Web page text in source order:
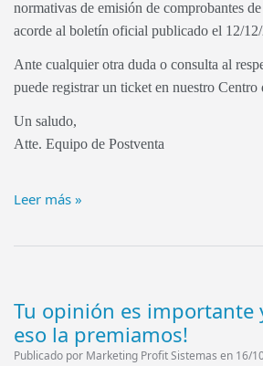
normativas de emisión de comprobantes
acorde al boletín oficial publicado el 12/
Ante cualquier otra duda o consulta al
puede registrar un ticket en nuestro
Un saludo,
Atte. Equipo de Postventa
Leer más »
Tu opinión es importante
eso la premiamos!
Publicado por Marketing Profit Sistemas en 16/